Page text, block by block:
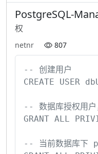
PostgreSQL-
权
netnr 807
-- 创建用户
CREATE USER
-- 数据库授权用户
GRANT ALL
-- 当前数据库下